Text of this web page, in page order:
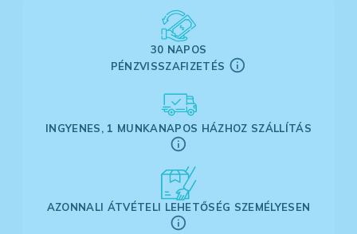
30 NAPOS
PÉNZVISSZAFIZETÉS
INGYENES, 1 MUNKANAPOS HÁZHOZ SZÁLLÍTÁS
AZONNALI ÁTVÉTELI LEHETŐSÉG SZEMÉLYESEN